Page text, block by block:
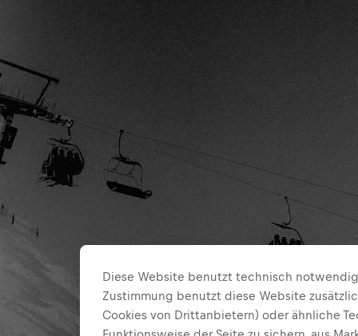
Diese Website benutzt technisch
Zustimmung benutzt diese Website
Cookies von Drittanbietern) oder ähnliche